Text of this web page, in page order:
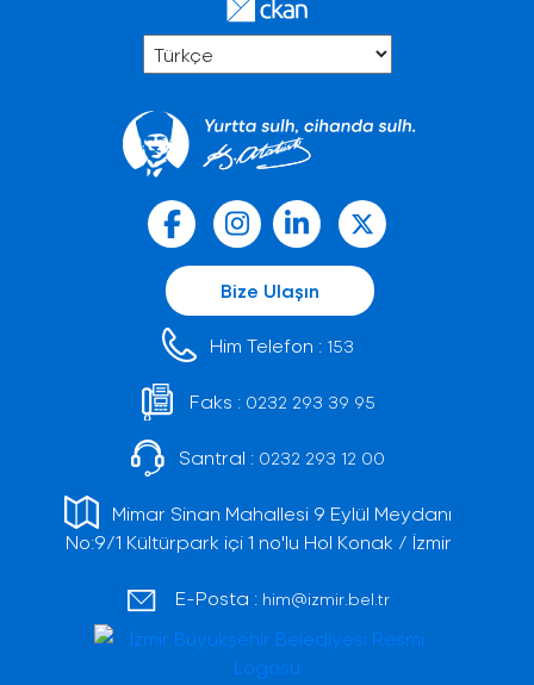
Bize Ulaşın
Him Telefon : 153
Faks : 0232 293 39 95
Santral : 0232 293 12 00
Mimar Sinan Mahallesi 9 Eylül Meydanı
No:9/1 Kültürpark içi 1 no'lu Hol Konak / İzmir
E-Posta : him@izmir.bel.tr